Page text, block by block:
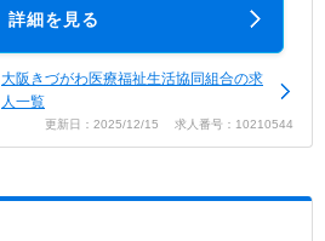
詳細を見る
大阪きづがわ医療福祉生活協同組合の求
人一覧
更新日：2025/12/15 求人番号：10210544